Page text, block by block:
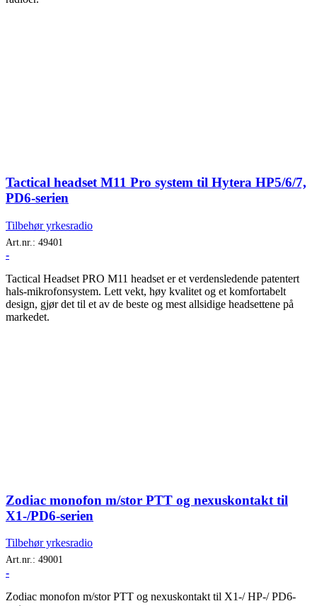
Tactical headset M11 Pro system til Hytera HP5/6/7,
PD6-serien
Tilbehør yrkesradio
Art.nr.: 49401
-
Tactical Headset PRO M11 headset er et verdensledende patentert
hals-mikrofonsystem. Lett vekt, høy kvalitet og et komfortabelt
design, gjør det til et av de beste og mest allsidige headsettene på
markedet.
Zodiac monofon m/stor PTT og nexuskontakt til
X1-/PD6-serien
Tilbehør yrkesradio
Art.nr.: 49001
-
Zodiac monofon m/stor PTT og nexuskontakt til X1-/ HP-/ PD6-